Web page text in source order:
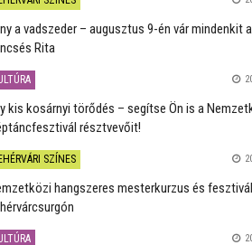
a vadszeder – augusztus 9-én vár mindenkit
Rita
kis kosárnyi törődés – segítse Ön is a
résztvevőit!
SZÍNES
hangszeres mesterkurzus és fesztivál